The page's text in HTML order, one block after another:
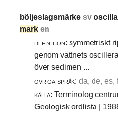
böljeslagsmärkesv
mark en
definition: symmetriskt
genom vattnets
över sedimen ...
övriga språk: da, de, es,
källa:
Geologisk ordlista |